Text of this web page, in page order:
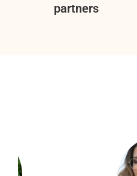
partners